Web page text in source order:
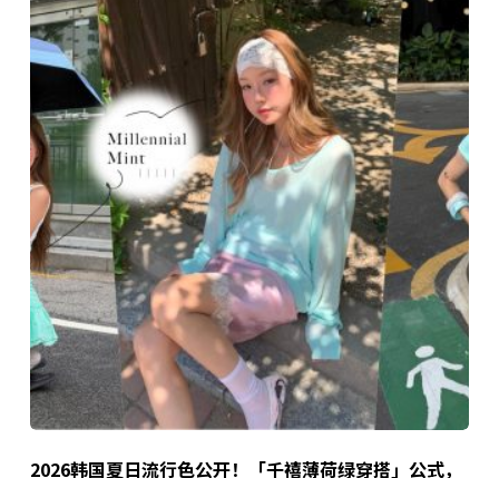
2026韩国夏日流行色公开！「千禧薄荷绿穿搭」公式，